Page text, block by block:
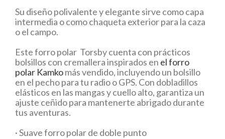
Su diseño polivalente y elegante sirve como capa
intermedia o como chaqueta exterior para la caza
o el campo.
Este forro polar Torsby cuenta con prácticos
bolsillos con cremallera inspirados en el forro
polar Kamkomás vendido, incluyendo un bolsillo
en el pecho para tu radio o GPS. Con dobladillos
elásticos en las mangas y cuello alto, garantiza un
ajuste ceñido para mantenerte abrigado durante
tus aventuras.
· Suave forro polar de doble punto